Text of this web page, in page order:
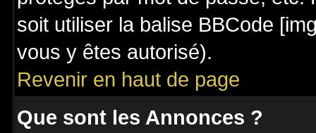
soit utiliser la balise BBCode
vous y êtes autorisé).
Revenir en haut de page
Que sont les Annonces ?